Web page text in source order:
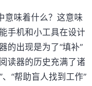
意味着什么？这意味
手机和小工具在设计
的出现是为了“填补”
读器的历史充满了诸
“帮助盲人找到工作”